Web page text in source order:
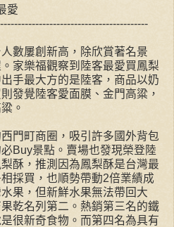
愛
數屢創新高，除欣賞著名景
家樂福觀察到陸客最愛買鳳梨
手最大方的是陸客，商品以奶
發覺陸客愛面膜、金門高粱，
。
門町商圈，吸引許多國外背包
Buy景點。賣場也發現榮登陸
酥，推測因為鳳梨酥是台灣最
採買，也順勢帶動2倍業績成
果，但新鮮水果無法帶回大
乾名列第二。熱銷第三名的鐵
很新奇食物。而第四名為具有